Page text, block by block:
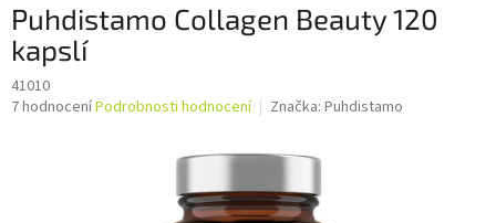
Puhdistamo Collagen Beauty 120
kapslí
41010
Průměrné
7 hodnoceníPodrobnosti hodnocení Značka: Puhdistamo